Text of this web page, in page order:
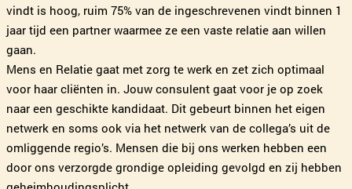
vindt is hoog, ruim 75% van de ingeschrevenen vindt binnen 1
jaar tijd een partner waarmee ze een vaste relatie aan willen
gaan.
Mens en Relatie gaat met zorg te werk en zet zich optimaal
voor haar cliënten in. Jouw consulent gaat voor je op zoek
naar een geschikte kandidaat. Dit gebeurt binnen het eigen
netwerk en soms ook via het netwerk van de collega’s uit de
omliggende regio’s. Mensen die bij ons werken hebben een
door ons verzorgde grondige opleiding gevolgd en zij hebben
073-2032029|email
Leslie de Jong
Alkmaar
072-7202218|